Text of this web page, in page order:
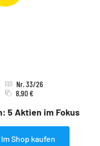
5 Aktien im Fokus
Nr. 33/26
8,90 €
Im Shop kaufen